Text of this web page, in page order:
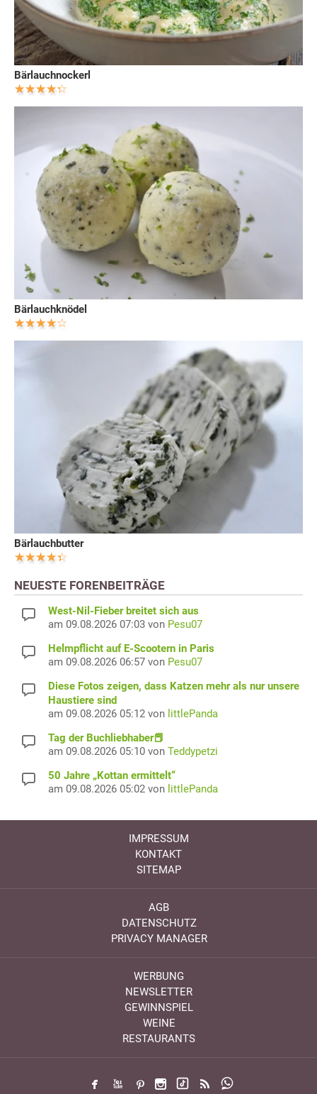
Bärlauchnockerl
Bärlauchknödel
Bärlauchbutter
NEUESTE FORENBEITRÄGE
West-Nil-Fieber breitet sich aus
am 09.08.2026 07:03 von Pesu07
Helmpflicht auf E-Scootern in Paris
am 09.08.2026 06:57 von Pesu07
Diese Fotos zeigen, dass Katzen mehr als nur unsere
Haustiere sind
am 09.08.2026 05:12 von littlePanda
Tag der Buchliebhaber📕
am 09.08.2026 05:10 von Teddypetzi
50 Jahre „Kottan ermittelt“
am 09.08.2026 05:02 von littlePanda
IMPRESSUM
KONTAKT
SITEMAP
AGB
DATENSCHUTZ
PRIVACY MANAGER
WERBUNG
NEWSLETTER
GEWINNSPIEL
WEINE
RESTAURANTS